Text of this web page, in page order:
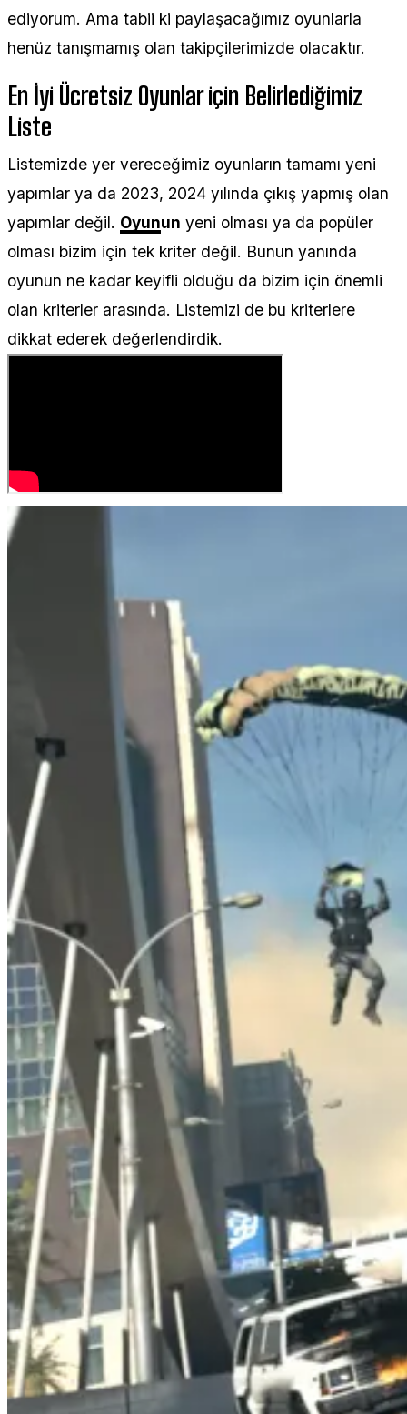
ediyorum. Ama tabii ki paylaşacağımız oyunlarla
henüz tanışmamış olan takipçilerimizde olacaktır.
En İyi Ücretsiz Oyunlar için Belirlediğimiz
Liste
Listemizde yer vereceğimiz oyunların tamamı yeni
yapımlar ya da 2023, 2024 yılında çıkış yapmış olan
yapımlar değil. Oyunun yeni olması ya da popüler
olması bizim için tek kriter değil. Bunun yanında
oyunun ne kadar keyifli olduğu da bizim için önemli
olan kriterler arasında. Listemizi de bu kriterlere
dikkat ederek değerlendirdik.